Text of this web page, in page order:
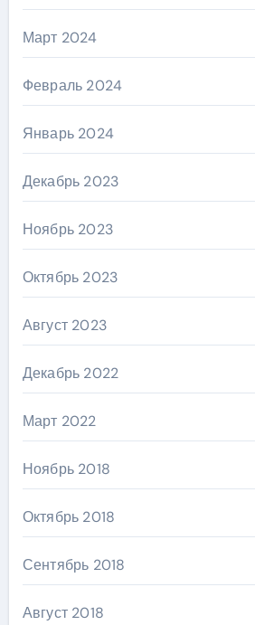
Март 2024
Февраль 2024
Январь 2024
Декабрь 2023
Ноябрь 2023
Октябрь 2023
Август 2023
Декабрь 2022
Март 2022
Ноябрь 2018
Октябрь 2018
Сентябрь 2018
Август 2018